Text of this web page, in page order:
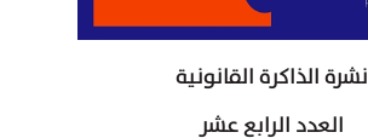
نشرة الذاكرة القانونية
العدد الرابع عشر